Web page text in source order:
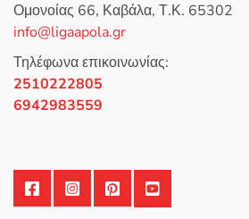
Ομονοίας 66, Καβάλα, Τ.Κ. 65302
info@ligaapola.gr
Τηλέφωνα επικοινωνίας:
2510222805
6942983559